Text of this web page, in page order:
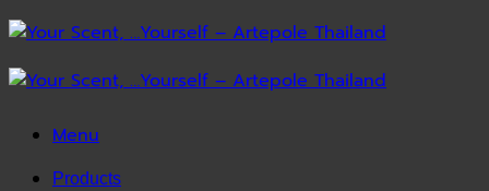
Skip
content
Menu
Products